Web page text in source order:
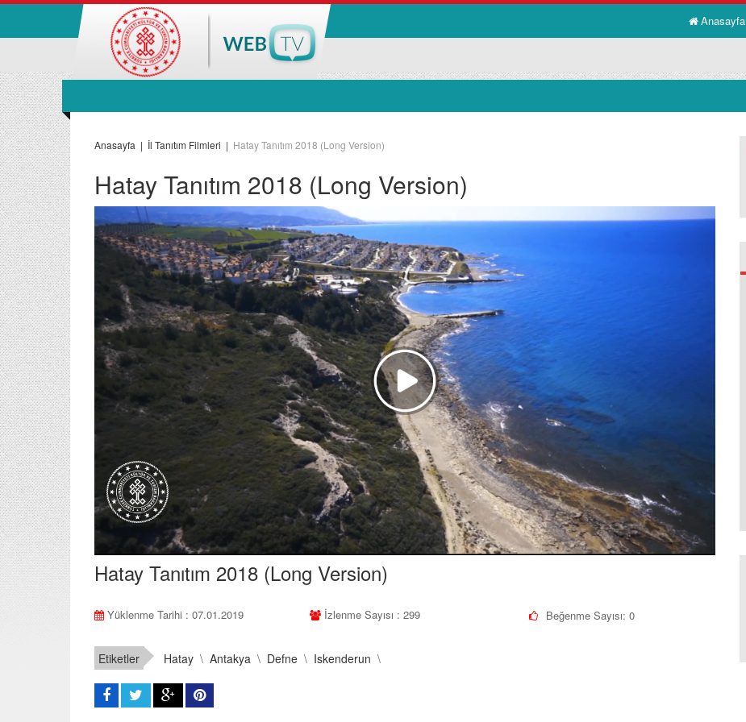
Anasayfa
Anasayfa | İl Tanıtım Filmleri | Hatay Tanıtım 2018 (Long Version)
Hatay Tanıtım 2018 (Long Version)
Hatay Tanıtım 2018 (Long Version)
Yüklenme Tarihi : 07.01.2019 İzlenme Sayısı : 299 Beğenme Sayısı:0
Etiketler Hatay \ Antakya \ Defne \ Iskenderun \